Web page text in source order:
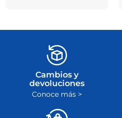
Cambios y
devoluciones
Conoce más >